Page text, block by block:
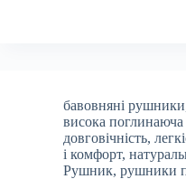
бавовняні рушники
висока поглинаюча
довговічність,
і комфорт,
Рушник, рушники